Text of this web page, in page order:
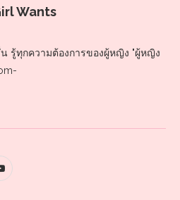
Wants
รู้ทุกความต้องการของผู้หญิง "ผู้หญิง